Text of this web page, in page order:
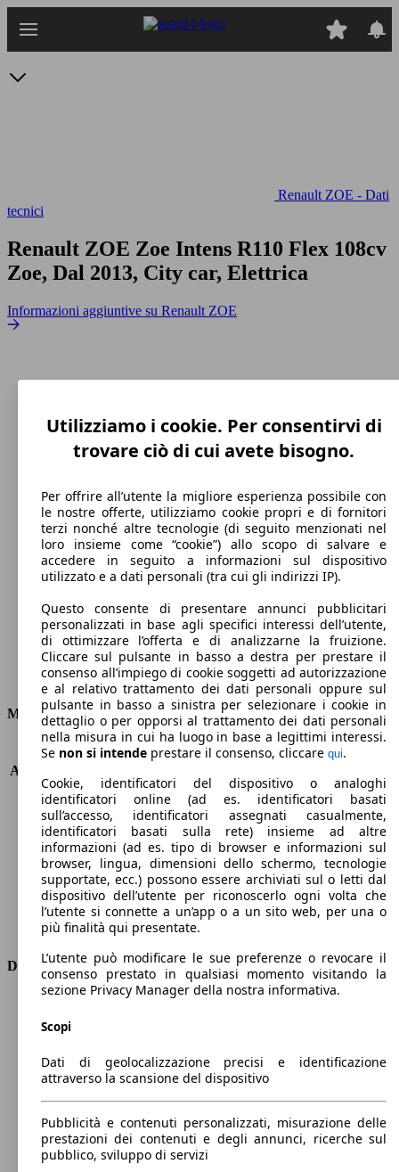
Renault ZOE - Dati
tecnici
Renault ZOE Zoe Intens R110 Flex 108cv
Zoe, Dal 2013, City car, Elettrica
Informazioni aggiuntive su Renault ZOE
135 km/h
Velocità massima
Elettrica
Carburante
Motore e Prestazioni
KW (PS)
43 kW (58 PS)
Accelerazione (0-100 km/h)
Velocità massima (km/h)
135 km/h
Numero di marce
-
Coppia
225 nm
Cilindrata
-
Carburante
Elettrica
Cilindri
-
Trasmissione
Automatico
Tipo di trazione
trazione anteriore
Dimensioni
Lunghezza
Passo
2590 mm
Peso massimo
Carico massimo
-
Porte
5
Sedili
5
Carico sul tetto
-
Utilizziamo i cookie. Per consentirvi di
trovare ciò di cui avete bisogno.
Per offrire all’utente la migliore esperienza possibile con
le nostre offerte, utilizziamo cookie propri e di fornitori
terzi nonché altre tecnologie (di seguito menzionati nel
loro insieme come “cookie”) allo scopo di salvare e
accedere in seguito a informazioni sul dispositivo
utilizzato e a dati personali (tra cui gli indirizzi IP).
Questo consente di presentare annunci pubblicitari
personalizzati in base agli specifici interessi dell’utente,
di ottimizzare l’offerta e di analizzarne la fruizione.
Cliccare sul pulsante in basso a destra per prestare il
consenso all’impiego di cookie soggetti ad autorizzazione
e al relativo trattamento dei dati personali oppure sul
pulsante in basso a sinistra per selezionare i cookie in
dettaglio o per opporsi al trattamento dei dati personali
nella misura in cui ha luogo in base a legittimi interessi.
Se non si intende prestare il consenso, cliccare qui.
Cookie, identificatori del dispositivo o analoghi
identificatori online (ad es. identificatori basati
sull’accesso, identificatori assegnati casualmente,
identificatori basati sulla rete) insieme ad altre
informazioni (ad es. tipo di browser e informazioni sul
browser, lingua, dimensioni dello schermo, tecnologie
supportate, ecc.) possono essere archiviati sul o letti dal
dispositivo dell’utente per riconoscerlo ogni volta che
l’utente si connette a un’app o a un sito web, per una o
più finalità qui presentate.
L’utente può modificare le sue preferenze o revocare il
consenso prestato in qualsiasi momento visitando la
sezione Privacy Manager della nostra informativa.
Scopi
Dati di geolocalizzazione precisi e identificazione
attraverso la scansione del dispositivo
Pubblicità e contenuti personalizzati, misurazione delle
prestazioni dei contenuti e degli annunci, ricerche sul
pubblico, sviluppo di servizi